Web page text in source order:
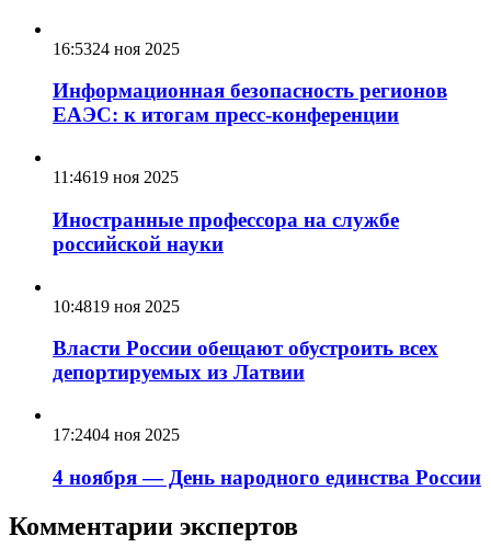
16:5324 ноя 2025
Информационная безопасность регионов
ЕАЭС: к итогам пресс-конференции
11:4619 ноя 2025
Иностранные профессора на службе
российской науки
10:4819 ноя 2025
Власти России обещают обустроить всех
депортируемых из Латвии
17:2404 ноя 2025
4 ноября — День народного единства России
Комментарии экспертов